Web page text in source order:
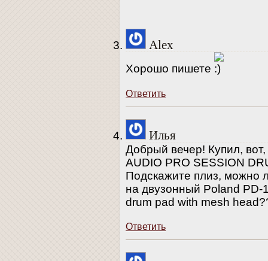
Alex
Хорошо пишете
Ответить
Илья
Добрый вечер! Купил,
AUDIO PRO SESSION
Подскажите плиз, можно
на двузонный Poland PD-
drum pad with mesh
Ответить